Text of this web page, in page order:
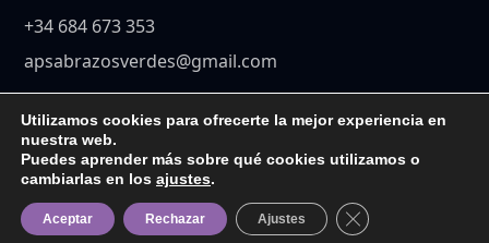
+34 684 673 353
apsabrazosverdes@gmail.com
© 2026 Abrazos Verdes. Todos los derechos reservados. Diseño
y desarrollo web porSisnet Consulting
Utilizamos cookies para ofrecerte la mejor experiencia en
nuestra web.
Puedes aprender más sobre qué cookies utilizamos o
cambiarlas en los ajustes.
Aceptar Rechazar Ajustes Cerrar el banner